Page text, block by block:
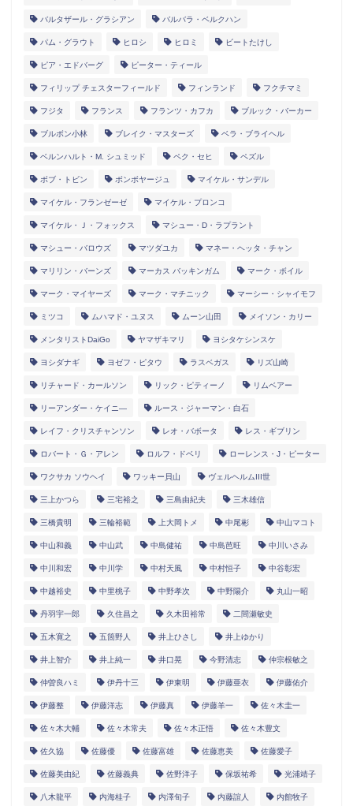
バルタザール・グラシアン バルバラ・ベルクハン
パム・グラウト ヒロシ ヒロミ ビートたけし
ピア・エドバーグ ピーター・ティール
フィリップ チェスターフィールド フィンランド フクチマミ
フジタ フランス フランツ・カフカ ブルック・バーカー
ブルボン小林 ブレイク・マスターズ ベラ・ブライヘル
ベルンハルト・M. シュミッド ペク・セヒ ペズル
ボブ・トビン ボンボヤージュ マイケル・サンデル
マイケル・フランゼーゼ マイケル・プロンコ
マイケル・Ｊ・フォックス マシュー・D・ラプラント
マシュー・バロウズ マツダユカ マネー・ヘッタ・チャン
マリリン・バーンズ マーカス バッキンガム マーク・ボイル
マーク・マイヤーズ マーク・マチニック マーシー・シャイモフ
ミツコ ムハマド・ユヌス ムーン山田 メイソン・カリー
メンタリストDaiGo ヤマザキマリ ヨシタケシンスケ
ヨシダナギ ヨゼフ・ピタウ ラスベガス リズ山崎
リチャード・カールソン リック・ピティーノ リムベアー
リーアンダー・ケイニ― ルース・ジャーマン・白石
レイフ・クリスチャンソン レオ・バボータ レス・ギブリン
ロバート・Ｇ・アレン ロルフ・ドベリ ローレンス・J・ピーター
ワクサカ ソウヘイ ワッキー貝山 ヴェルヘルムIII世
三上かつら 三宅裕之 三島由紀夫 三木雄信
三橋貴明 三輪裕範 上大岡トメ 中尾彬 中山マコト
中山和義 中山武 中島健祐 中島芭旺 中川いさみ
中川和宏 中川学 中村天風 中村恒子 中谷彰宏
中越裕史 中里桃子 中野孝次 中野陽介 丸山一昭
丹羽宇一郎 久住昌之 久木田裕常 二間瀬敏史
五木寛之 五箇野人 井上ひさし 井上ゆかり
井上智介 井上純一 井口晃 今野清志 仲宗根敏之
仲曽良ハミ 伊丹十三 伊東明 伊藤亜衣 伊藤佑介
伊藤整 伊藤洋志 伊藤真 伊藤羊一 佐々木圭一
佐々木大輔 佐々木常夫 佐々木正悟 佐々木豊文
佐久協 佐藤優 佐藤富雄 佐藤恵美 佐藤愛子
佐藤美由紀 佐藤義典 佐野洋子 保坂祐希 光浦靖子
八木龍平 内海桂子 内澤旬子 内藤誼人 内館牧子